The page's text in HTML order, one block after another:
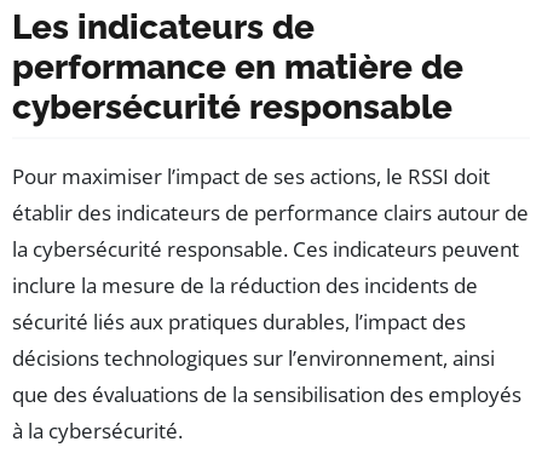
Les indicateurs de
performance en matière de
cybersécurité responsable
Pour maximiser l’impact de ses actions, le RSSI doit
établir des indicateurs de performance clairs autour de
la cybersécurité responsable. Ces indicateurs peuvent
inclure la mesure de la réduction des incidents de
sécurité liés aux pratiques durables, l’impact des
décisions technologiques sur l’environnement, ainsi
que des évaluations de la sensibilisation des employés
à la cybersécurité.